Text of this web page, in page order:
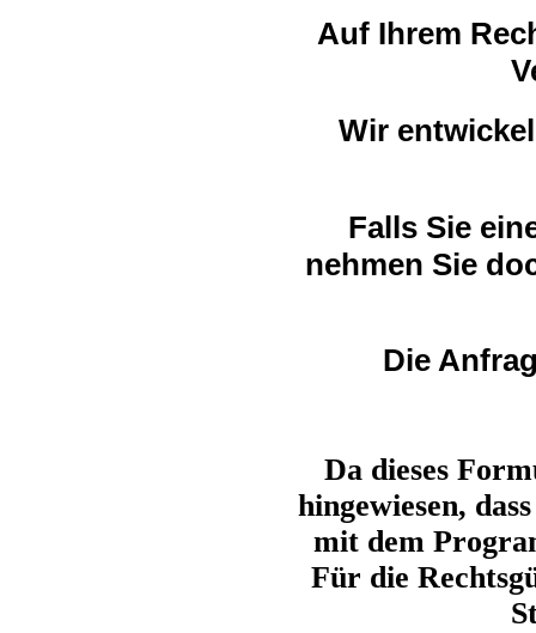
Auf Ihrem
Wir
Falls Sie
nehmen Sie
Die
Da dieses
hingewiesen,
mit dem
Für die